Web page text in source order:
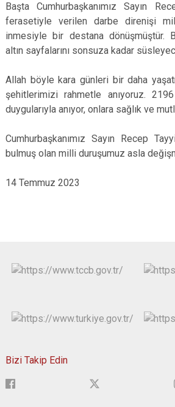
Başta Cumhurbaşkanımız Sayın
ferasetiyle verilen darbe direnişi
inmesiyle bir destana dönüşmüştür.
altın sayfalarını sonsuza kadar
Allah böyle kara günleri bir daha
şehitlerimizi rahmetle anıyoruz.
duygularıyla anıyor, onlara sağlık ve
Cumhurbaşkanımız Sayın Recep
bulmuş olan milli duruşumuz asla
14 Temmuz 2023
Bizi Takip Edin